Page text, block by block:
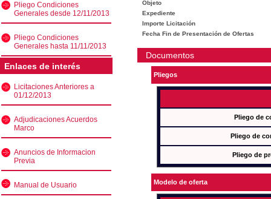
Pliego Condiciones
Generales desde 12/11/2013
Pliego Condiciones
Generales hasta 11/11/2013
Enlaces de interés
Licitaciones Anteriores a
01/12/2013
Adjudicaciones Acuerdos
Marco
Anuncios de Informacion
Previa
Manual de Usuario
Objeto
Expediente
Importe Licitación
Fecha Fin de Presentación de Ofertas
Documentos
Pliegos
Pliego de
Pliego de
Pliego de
Modelo de oferta